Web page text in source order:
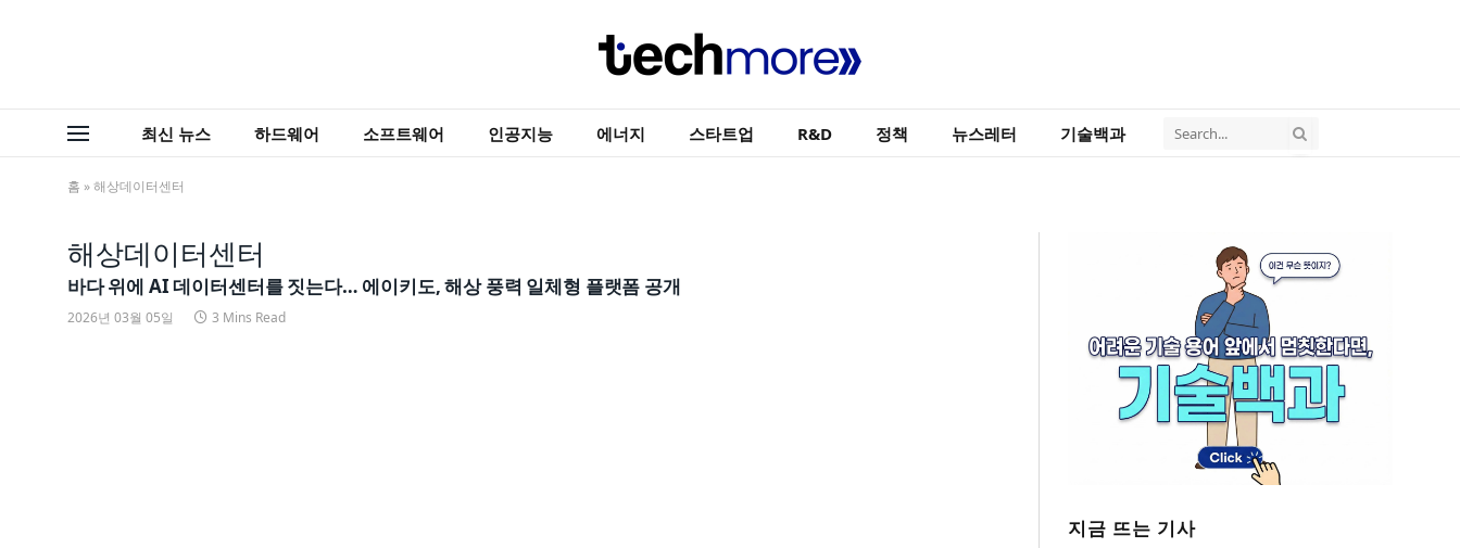
최신 뉴스 하드웨어 소프트웨어 인공지능 에너지 스타트업 R&D 정책 뉴스레터 기술백과
홈 »해상데이터센터
해상데이터센터
바다 위에 AI 데이터센터를 짓는다… 에이키도, 해상 풍력 일체형 플랫폼 공개
2026년 03월 05일 3 Mins Read
지금 뜨는 기사